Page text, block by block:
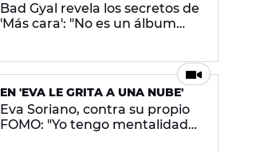
Bad Gyal revela los secretos de
'Más cara': "No es un álbum
EN 'EVA LE GRITA A UNA NUBE'
Eva Soriano, contra su propio
FOMO: "Yo tengo mentalidad